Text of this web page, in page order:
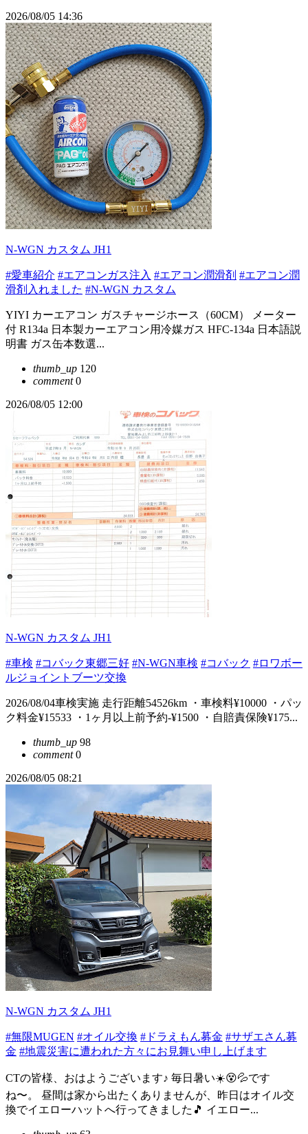
2026/08/05 14:36
N-WGN カスタム JH1
#愛車紹介 #エアコンガス注入 #エアコン潤滑剤 #エアコン潤
滑剤入れました #N-WGN カスタム
YIYI カーエアコン ガスチャージホース（60CM） メーター
付 R134a 日本製カーエアコン用冷媒ガス HFC-134a 日本語説
明書 ガス缶本数選...
thumb_up 120
comment0
2026/08/05 12:00
N-WGN カスタム JH1
#車検 #コバック東郷三好 #N-WGN車検 #コバック #ロワボー
ルジョイントブーツ交換
2026/08/04車検実施 走行距離54526km ・車検料¥10000 ・パッ
ク料金¥15533 ・1ヶ月以上前予約-¥1500 ・自賠責保険¥175...
thumb_up 98
comment0
2026/08/05 08:21
N-WGN カスタム JH1
#無限MUGEN #オイル交換 #ドラえもん募金 #サザエさん募
金 #地震災害に遭われた方々にお見舞い申し上げます
CTの皆様、おはようございます♪ 毎日暑い☀️😵💦です
ね〜。 昼間は家から出たくありませんが、昨日はオイル交
換でイエローハットへ行ってきました🎵 イエロー...